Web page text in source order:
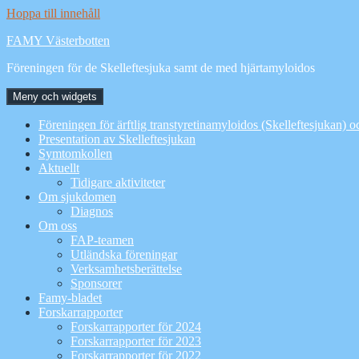
Hoppa till innehåll
FAMY Västerbotten
Föreningen för de Skelleftesjuka samt de med hjärtamyloidos
Meny och widgets
Föreningen för ärftlig transtyretinamyloidos (Skelleftesjukan)
Presentation av Skelleftesjukan
Symtomkollen
Aktuellt
Tidigare aktiviteter
Om sjukdomen
Diagnos
Om oss
FAP-teamen
Utländska föreningar
Verksamhetsberättelse
Sponsorer
Famy-bladet
Forskarrapporter
Forskarrapporter för 2024
Forskarrapporter för 2023
Forskarrapporter för 2022